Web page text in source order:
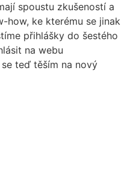
spoustu zkušeností a
how, ke kterému se jinak
přihlášky do šestého
na webu
teď těším na nový